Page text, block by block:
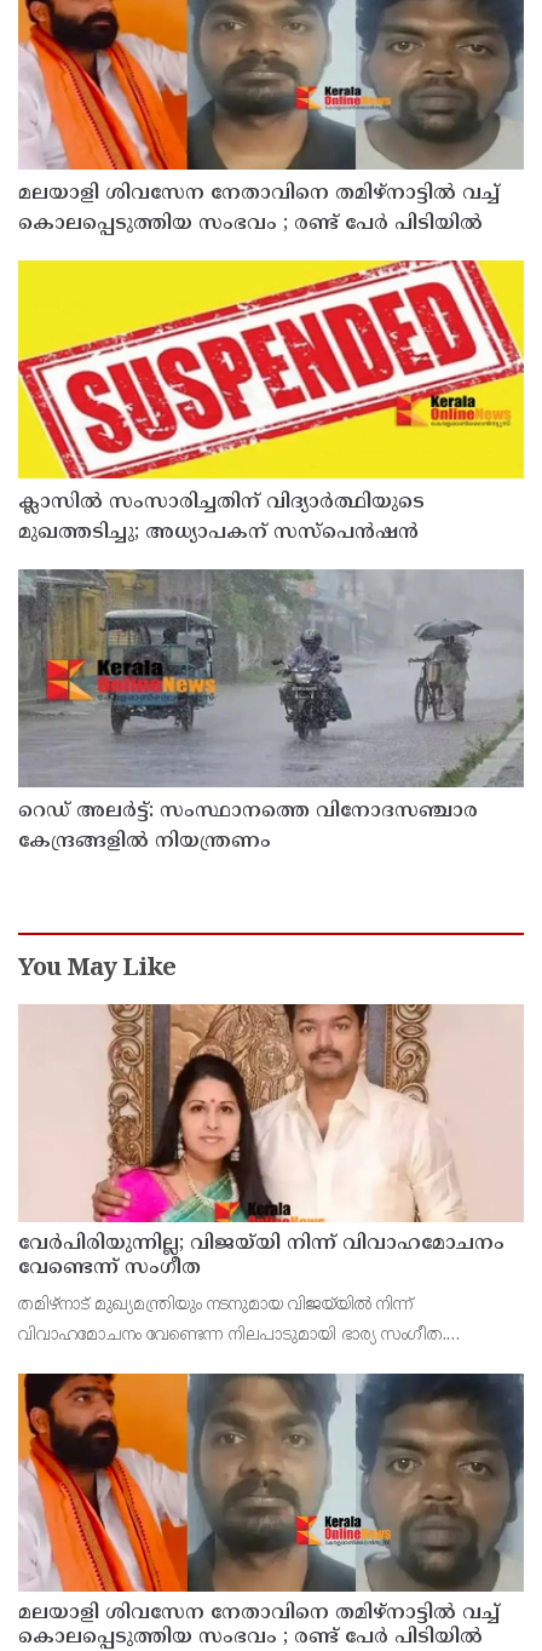
മലയാളി ശിവസേന നേതാവിനെ തമിഴ്നാട്ടിൽ വച്ച്
കൊലപ്പെടുത്തിയ സംഭവം ; രണ്ട് പേർ പിടിയിൽ
ക്ലാസിൽ സംസാരിച്ചതിന് വിദ്യാര്‍ത്ഥിയുടെ
മുഖത്തടിച്ചു; അധ്യാപകന് സസ്പെൻഷൻ
റെഡ് അലർട്ട്: സംസ്ഥാനത്തെ വിനോദസഞ്ചാര
കേന്ദ്രങ്ങളിൽ നിയന്ത്രണം
You May Like
വേർപിരിയുന്നില്ല; വിജയ്‍യി നിന്ന് വിവാഹമോചനം
വേണ്ടെന്ന് സംഗീത
തമിഴ്നാട് മുഖ്യമന്ത്രിയും നടനുമായ വിജയ്‍യിൽ നിന്ന്
വിവാഹമോചനം വേണ്ടെന്ന നിലപാടുമായി ഭാര്യ സംഗീത.
പിൻവലിക്കാനുള്ള തീരുമാനം സംഗീത ചെങ്കൽപ്പെട്ട് കുടുംബ
മലയാളി ശിവസേന നേതാവിനെ തമിഴ്നാട്ടിൽ വച്ച്
കൊലപ്പെടുത്തിയ സംഭവം ; രണ്ട് പേർ പിടിയിൽ